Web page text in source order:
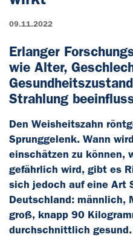
09.11.2022
Erlanger
wie Alter,
Strahlung
Den Weisheitszahn
Sprunggelenk. Wann
einschätzen zu können,
gefährlich wird, gibt es
sich jedoch auf eine Art
Deutschland:
groß, knapp 90
durchschnittlich